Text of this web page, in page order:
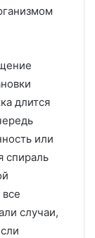
длится
или
спираль
случаи,